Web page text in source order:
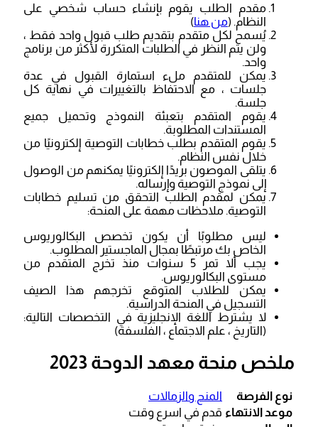
مقدم الطلب يقوم بإنشاء حساب شخصي على
النظام. (من هنا)
يُسمح لكل متقدم بتقديم طلب قبول واحد فقط ،
ولن يتم النظر في الطلبات المتكررة لأكثر من برنامج
واحد.
يمكن للمتقدم ملء استمارة القبول في عدة
جلسات ، مع الاحتفاظ بالتغييرات في نهاية كل
جلسة.
يقوم المتقدم بتعبئة النموذج وتحميل جميع
المستندات المطلوبة.
يقوم المتقدم بطلب خطابات التوصية إلكترونيًا من
خلال نفس النظام.
يتلقى الموصون بريدًا إلكترونيًا يمكنهم من الوصول
إلى نموذج التوصية وإرساله.
يمكن لمقدم الطلب التحقق من تسليم خطابات
التوصية. ملاحظات مهمة على المنحة:
ليس مطلوبًا أن يكون تخصص البكالوريوس
الخاص بك مرتبطًا بمجال الماجستير المطلوب.
يجب ألا تمر 5 سنوات منذ تخرج المتقدم من
مستوى البكالوريوس.
يمكن للطلاب المتوقع تخرجهم هذا الصيف
التسجيل في المنحة الدراسية.
لا يشترط اللغة الإنجليزية في التخصصات التالية:
(التاريخ ، علم الاجتماع ، الفلسفة)
ملخص منحة معهد الدوحة 2023
نوع الفرصة
المنح والزمالات
موعد الانتهاء قدم في اسرع وقت